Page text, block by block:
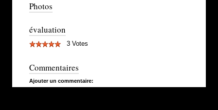
Photos
évaluation
3 Votes
Commentaires
Ajouter un commentaire: